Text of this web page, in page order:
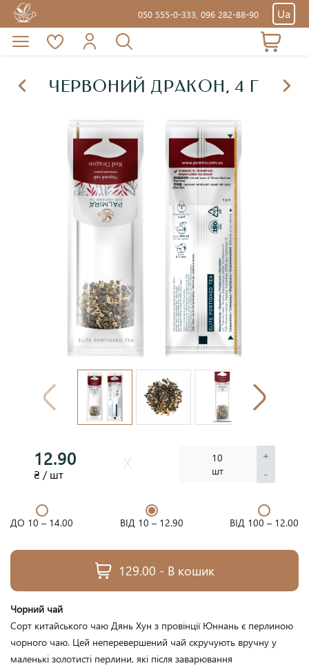
050 555-0-333, 096 282-88-90 Ua
ЧЕРВОНИЙ ДРАКОН, 4 Г
12.90
₴ / шт
10
шт
+
-
ДО 10 – 14.00 ВІД 10 – 12.90 ВІД 100 – 12.00
129.00 - В кошик
Чорний чай
Сорт китайського чаю Дянь Хун з провінції Юннань є перлиною
чорного чаю. Цей неперевершений чай скручують вручну у
маленькі золотисті перлини, які після заварювання